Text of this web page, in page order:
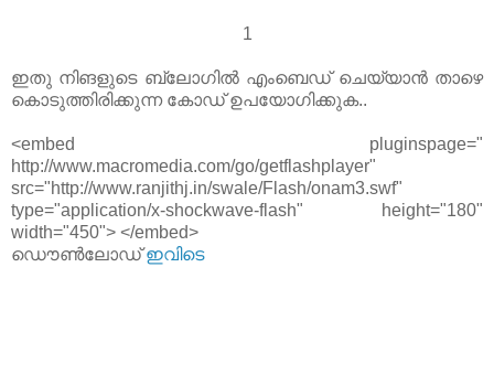
1
ഇതു നിങളുടെ ബ്ലോഗില്‍ എംബെഡ് ചെയ്യാന്‍ താഴെ
കൊടുത്തിരിക്കുന്ന കോഡ് ഉപയോഗിക്കുക..
<embed pluginspage="
http://www.macromedia.com/go/getflashplayer"
src="http://www.ranjithj.in/swale/Flash/onam3.swf"
type="application/x-shockwave-flash" height="180"
width="450"> </embed>
ഡൌണ്‍ലോഡ്ഇവിടെ